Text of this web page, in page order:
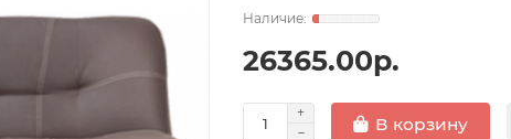
26365.00р.
В корзину